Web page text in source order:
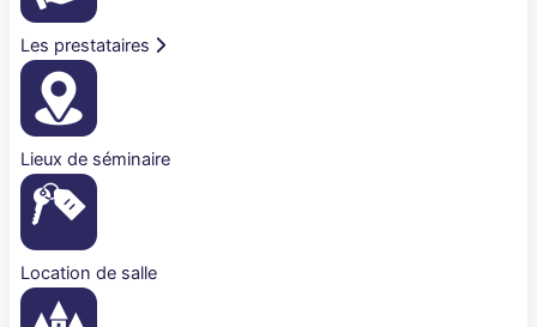
Les prestataires
Lieux de séminaire
Location de salle